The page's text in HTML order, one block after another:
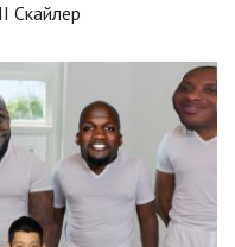
Скайлер